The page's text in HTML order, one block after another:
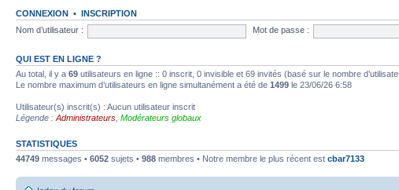
CONNEXION • INSCRIPTION
Nom d’utilisateur :
Mot de passe :
QUI EST EN LIGNE ?
Au total, il y a 69 utilisateurs en ligne :: 0 inscrit, 0 invisible et 69 invités (basé sur le nombre
Le nombre maximum d’utilisateurs en ligne simultanément a été de 1499 le 23/06/26 6:58
Utilisateur(s) inscrit(s) : Aucun utilisateur inscrit
Légende : Administrateurs Modérateurs globaux
STATISTIQUES
44749 messages • 6052 sujets • 988 membres • Notre membre le plus récent est cbar7133